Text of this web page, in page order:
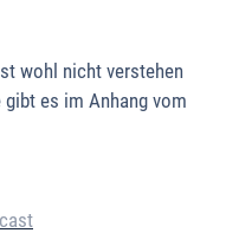
wohl nicht verstehen
es im Anhang vom